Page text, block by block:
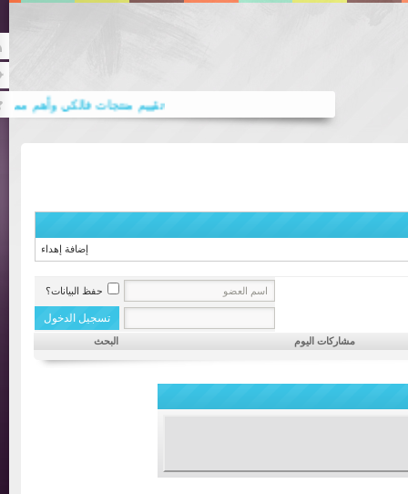
تقييم منتجات فالكي وأهم مميزاتها
إضافة إهداء
حفظ البيانات؟
مشاركات اليوم البحث